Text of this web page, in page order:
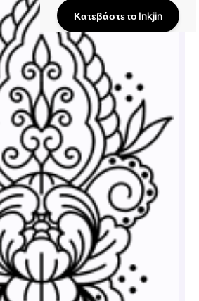
Κατεβάστε το Inkjin